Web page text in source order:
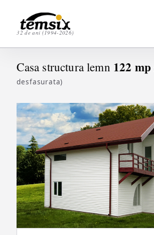
32 de ani (1994-2026)
Casa structura lemn 122 mp
desfasurata)